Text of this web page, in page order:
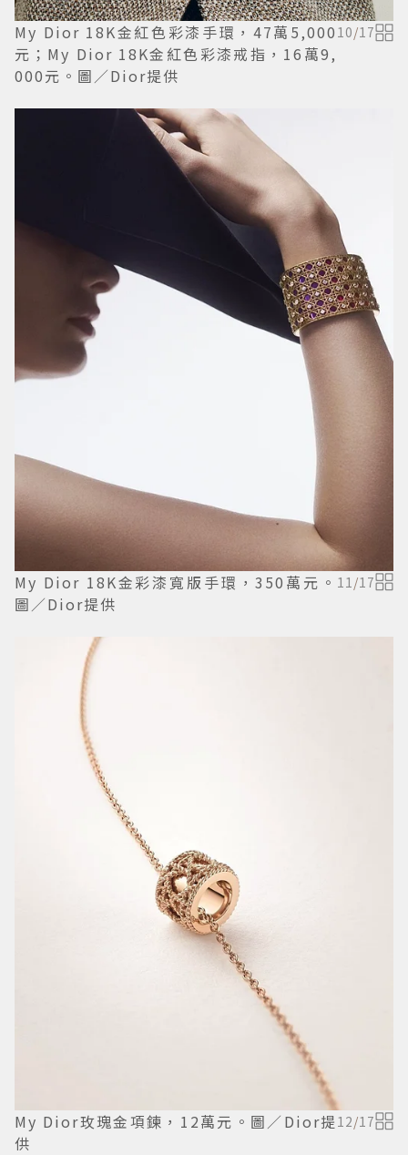
My Dior 18K金紅色彩漆手環，47萬5,000
元；My Dior 18K金紅色彩漆戒指，16萬9,
000元。圖／Dior提供
10/17
My Dior 18K金彩漆寬版手環，350萬元。
圖／Dior提供
11 /17
My Dior玫瑰金項鍊，12萬元。圖／Dior提
供
12/17